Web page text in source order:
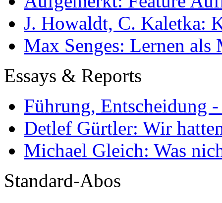
J. Howaldt, C. Kaletka:
Max Senges: Lernen als
Essays & Reports
Führung, Entscheidung
Detlef Gürtler: Wir
Michael Gleich: Was
Standard-Abos